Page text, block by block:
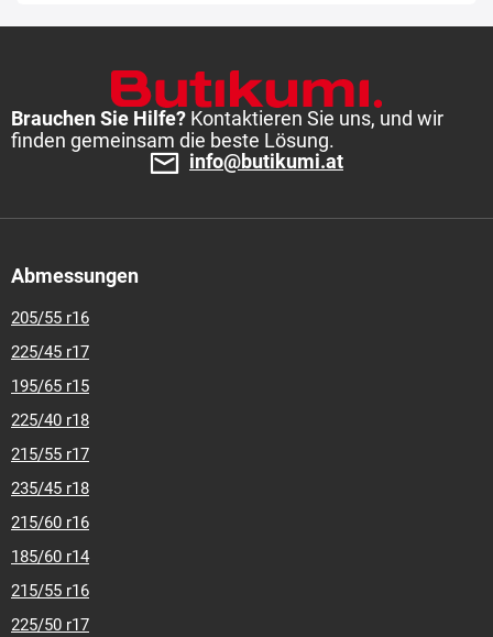
265-35-r-18 265-40-r-18 275-35-r-20 275-40-r-19
285-30-r-19 285-30-r-20 285-35-r-18 295-35-r-20 305-30-r-
20
Brauchen Sie Hilfe? Kontaktieren Sie uns, und wir
finden gemeinsam die beste Lösung.
info@butikumi.at
Abmessungen
205/55 r16
225/45 r17
195/65 r15
225/40 r18
215/55 r17
235/45 r18
215/60 r16
185/60 r14
215/55 r16
225/50 r17